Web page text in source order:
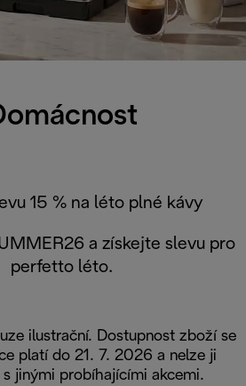
15 % na léto plné kávy
a získejte slevu pro
perfetto léto.
ilustrační. Dostupnost zboží se
platí do 21. 7. 2026 a nelze ji
s jinými probíhajícími akcemi.